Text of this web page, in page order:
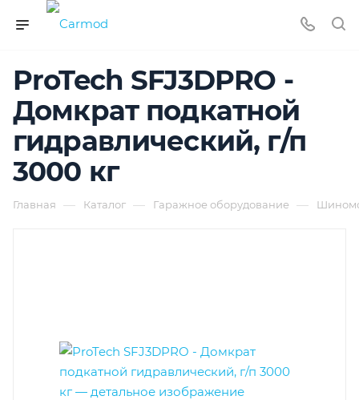
ProTech SFJ3DPRO -
Домкрат подкатной
гидравлический, г/п
3000 кг
Главная — Каталог — Гаражное оборудование —